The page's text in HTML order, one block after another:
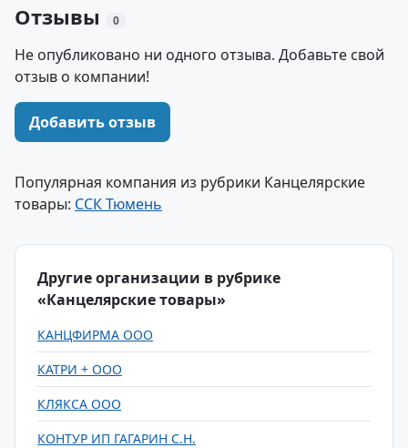
Отзывы 0
Не опубликовано ни одного отзыва. Добавьте свой
отзыв о компании!
Добавить отзыв
Популярная компания из рубрики Канцелярские
товары: ССК Тюмень
Другие организации в рубрике
«Канцелярские товары»
КАНЦФИРМА ООО
КАТРИ + ООО
КЛЯКСА ООО
КОНТУР ИП ГАГАРИН С.Н.